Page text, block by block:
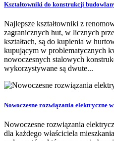
Kształtowniki do konstrukcji
Najlepsze kształtowniki z
zagranicznych hut, w licznych
kształtach, są do kupienia w
kupującym w problematycznych
nowoczesnych stalowych
wykorzystywane są dwute...
Nowoczesne rozwiązania elektryczne
Nowoczesne rozwiązania
dla każdego właściciela